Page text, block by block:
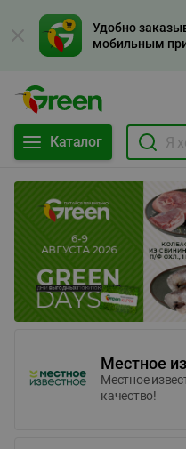
Удобно
мобильным
Каталог
Местное
Местное
качество!